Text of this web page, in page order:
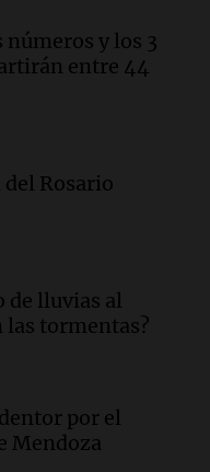
desregulación
de la morosidad
ante la
que aparta a
Rossi advirtió
para el cierre
y los 3
entre 44
Rosario
de lluvias al
las tormentas?
por el
Mendoza